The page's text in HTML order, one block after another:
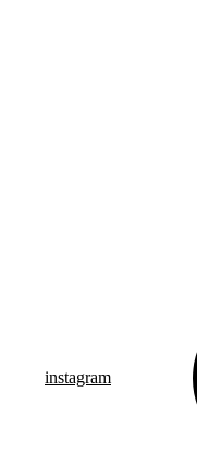
instagram